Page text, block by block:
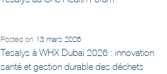
Posted on 13 mars 2026
Tesalys à WHX Dubai 2026 : innovation
santé et gestion durable des déchets